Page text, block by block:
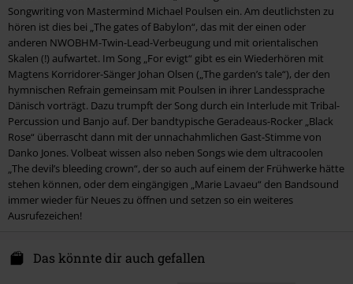
6. Black Rose
LP 2
1. Rebound
2. Mary Jane Kelly
3. Goodbye Forever
4. Seal The Deal
5. Battleship Chains
6. You Will Know
8.
The Bliss
Songwriting von Mastermind Michael Poulsen ein. Am deutlichsten zu
hören ist dies bei „The gates of Babylon“, das mit der einen oder
anderen NWOBHM-Twin-Lead-Verbeugung und mit orientalischen
Skalen (!) aufwartet. Im Song „For evigt“ gibt es ein Wiederhören mit
Magtens Korridorer-Sänger Johan Olsen („The garden’s tale“), der den
hymnischen Refrain gemeinsam mit Poulsen in ihrer Landessprache
Dänisch vorträgt. Dazu trumpft der Song durch ein Interlude mit Tribal-
Percussion und Banjo auf. Der bandtypische Geradeaus-Rocker „Black
Rose“ überrascht dann mit der unnachahmlichen Gast-Stimme von
Danko Jones. Volbeat wissen also neben Songs wie dem ultracoolen
„The devil’s bleeding crown“, der so auch auf einem der Frühwerke hätte
stehen können, oder dem eingängigen „Marie Lavaeu“ den Bandsound
immer wieder für Neues zu öffnen und setzen so ein weiteres
Ausrufezeichen!
Das könnte dir auch gefallen